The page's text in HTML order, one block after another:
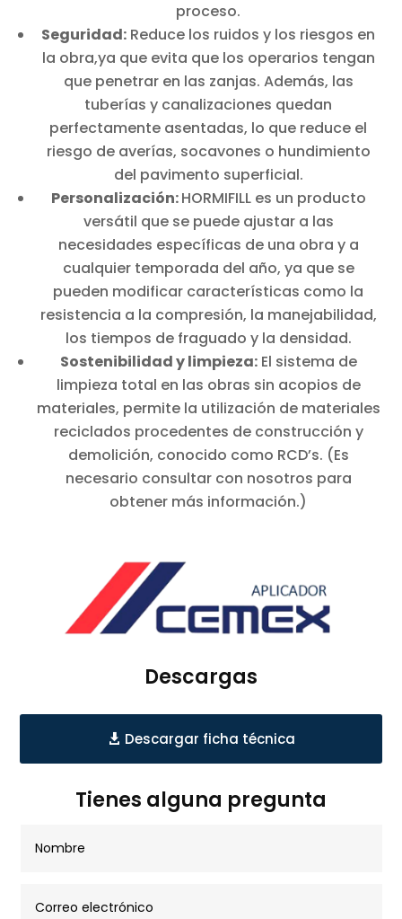
proceso.
Seguridad: Reduce los ruidos y los riesgos en
la obra,ya que evita que los operarios tengan
que penetrar en las zanjas. Además, las
tuberías y canalizaciones quedan
perfectamente asentadas, lo que reduce el
riesgo de averías, socavones o hundimiento
del pavimento superficial.
Personalización:HORMIFILL es un producto
versátil que se puede ajustar a las
necesidades específicas de una obra y a
cualquier temporada del año, ya que se
pueden modificar características como la
resistencia a la compresión, la manejabilidad,
los tiempos de fraguado y la densidad.
Sostenibilidad y limpieza:El sistema de
limpieza total en las obras sin acopios de
materiales, permite la utilización de materiales
reciclados procedentes de construcción y
demolición, conocido como RCD’s. (Es
necesario consultar con nosotros para
obtener más información.)
Descargas
Descargar ficha técnica
Tienes alguna pregunta